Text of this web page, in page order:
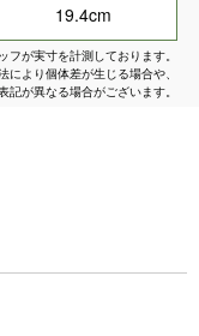
19.4cm
フが実寸を計測しております。
により個体差が生じる場合や、
記が異なる場合がございます。